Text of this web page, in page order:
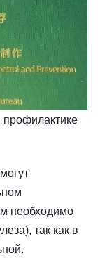
необходимо
так как в